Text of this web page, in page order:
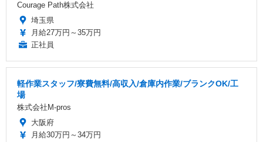
Courage Path株式会社
埼玉県
月給27万円～35万円
正社員
軽作業スタッフ/寮費無料/高収入/倉庫内作業/ブランクOK/工
場
株式会社M-pros
大阪府
月給30万円～34万円